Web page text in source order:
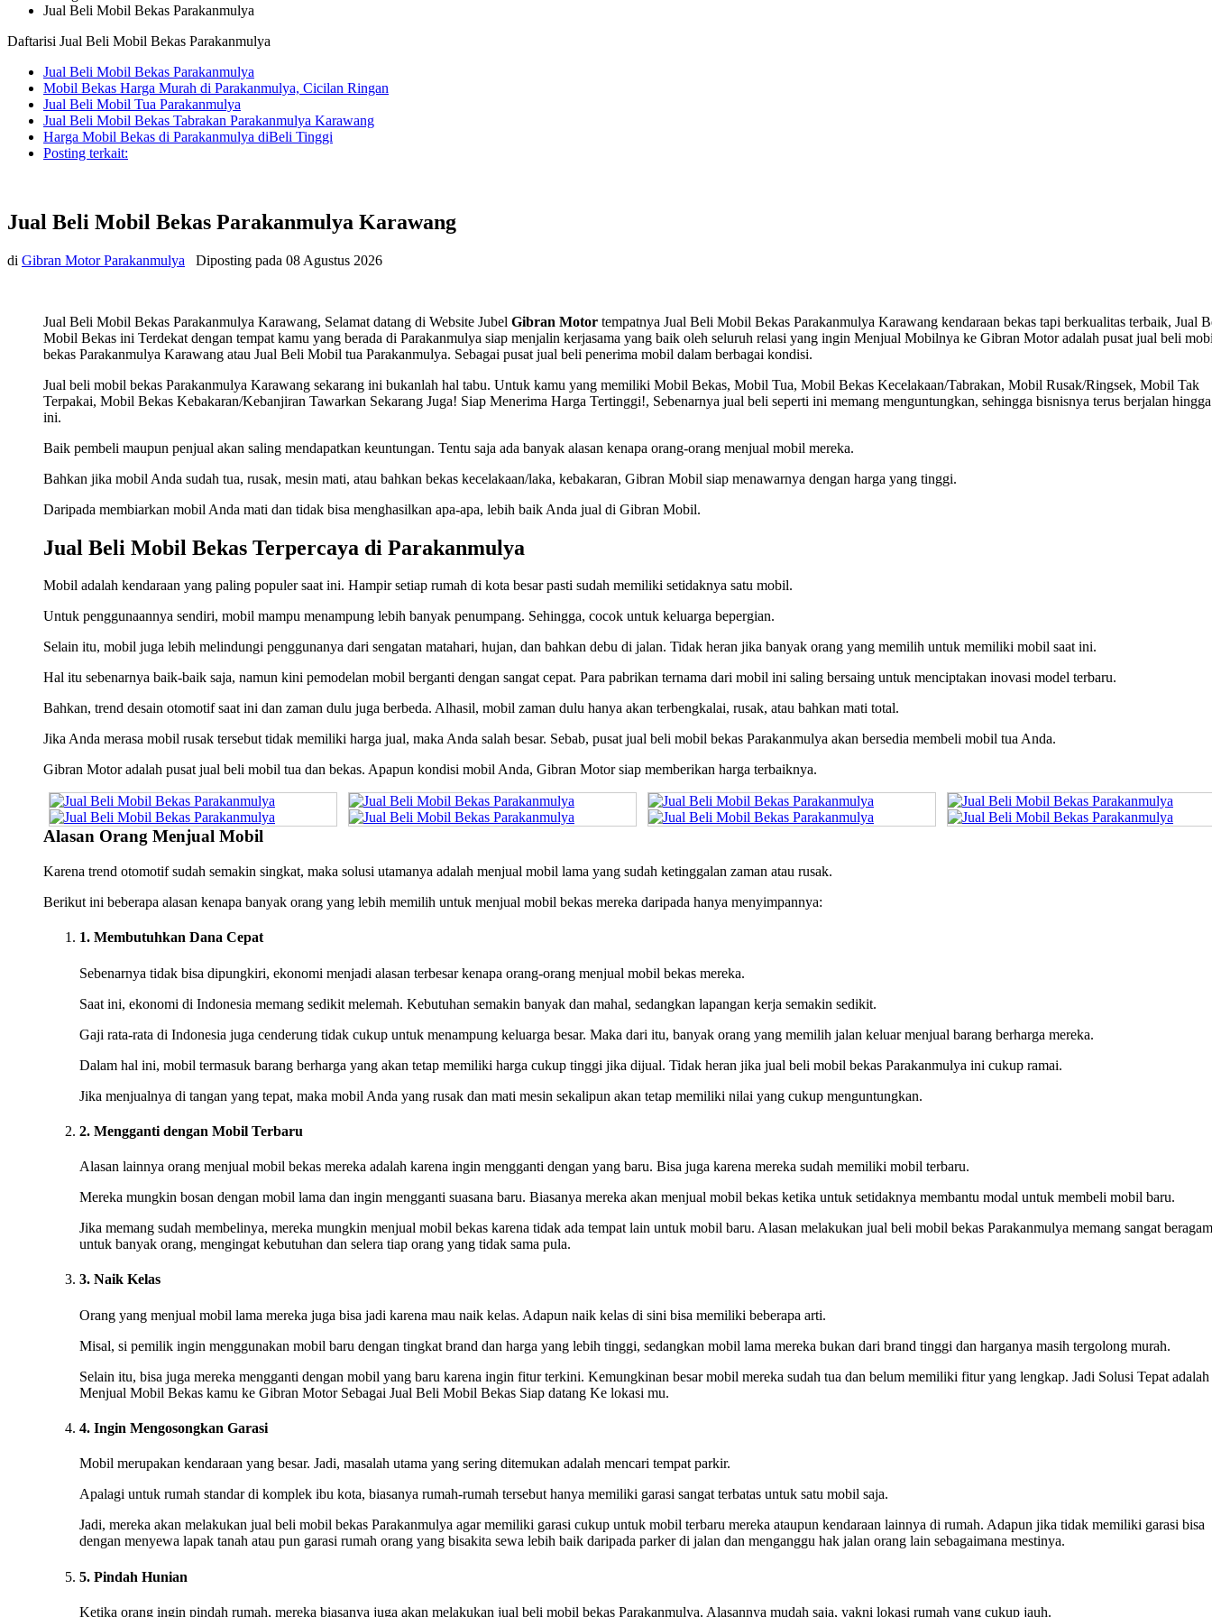
Jual Beli Mobil Bekas Parakanmulya
Daftarisi Jual Beli Mobil Bekas Parakanmulya
Jual Beli Mobil Bekas Parakanmulya
Mobil Bekas Harga Murah di Parakanmulya, Cicilan Ringan
Jual Beli Mobil Tua Parakanmulya
Jual Beli Mobil Bekas Tabrakan Parakanmulya Karawang
Harga Mobil Bekas di Parakanmulya diBeli Tinggi
Posting terkait:
Jual Beli Mobil Bekas Parakanmulya Karawang
di Gibran Motor Parakanmulya Diposting pada 08 Agustus 2026
Jual Beli Mobil Bekas Parakanmulya Karawang, Selamat datang di Website Jubel Gibran Motor tempatnya Jual Beli Mobil Bekas Parakanmulya Karawang kendaraan bekas tapi berkualitas terbaik, Jual
Mobil Bekas ini Terdekat dengan tempat kamu yang berada di Parakanmulya siap menjalin kerjasama yang baik oleh seluruh relasi yang ingin Menjual Mobilnya ke Gibran Motor adalah pusat jual beli
bekas Parakanmulya Karawang atau Jual Beli Mobil tua Parakanmulya. Sebagai pusat jual beli penerima mobil dalam berbagai kondisi.
Jual beli mobil bekas Parakanmulya Karawang sekarang ini bukanlah hal tabu. Untuk kamu yang memiliki Mobil Bekas, Mobil Tua, Mobil Bekas Kecelakaan/Tabrakan, Mobil Rusak/Ringsek, Mobil Tak
Terpakai, Mobil Bekas Kebakaran/Kebanjiran Tawarkan Sekarang Juga! Siap Menerima Harga Tertinggi!, Sebenarnya jual beli seperti ini memang menguntungkan, sehingga bisnisnya terus berjalan hingga
ini.
Baik pembeli maupun penjual akan saling mendapatkan keuntungan. Tentu saja ada banyak alasan kenapa orang-orang menjual mobil mereka.
Bahkan jika mobil Anda sudah tua, rusak, mesin mati, atau bahkan bekas kecelakaan/laka, kebakaran, Gibran Mobil siap menawarnya dengan harga yang tinggi.
Daripada membiarkan mobil Anda mati dan tidak bisa menghasilkan apa-apa, lebih baik Anda jual di Gibran Mobil.
Jual Beli Mobil Bekas Terpercaya di Parakanmulya
Mobil adalah kendaraan yang paling populer saat ini. Hampir setiap rumah di kota besar pasti sudah memiliki setidaknya satu mobil.
Untuk penggunaannya sendiri, mobil mampu menampung lebih banyak penumpang. Sehingga, cocok untuk keluarga bepergian.
Selain itu, mobil juga lebih melindungi penggunanya dari sengatan matahari, hujan, dan bahkan debu di jalan. Tidak heran jika banyak orang yang memilih untuk memiliki mobil saat ini.
Hal itu sebenarnya baik-baik saja, namun kini pemodelan mobil berganti dengan sangat cepat. Para pabrikan ternama dari mobil ini saling bersaing untuk menciptakan inovasi model terbaru.
Bahkan, trend desain otomotif saat ini dan zaman dulu juga berbeda. Alhasil, mobil zaman dulu hanya akan terbengkalai, rusak, atau bahkan mati total.
Jika Anda merasa mobil rusak tersebut tidak memiliki harga jual, maka Anda salah besar. Sebab, pusat jual beli mobil bekas Parakanmulya akan bersedia membeli mobil tua Anda.
Gibran Motor adalah pusat jual beli mobil tua dan bekas. Apapun kondisi mobil Anda, Gibran Motor siap memberikan harga terbaiknya.
Alasan Orang Menjual Mobil
Karena trend otomotif sudah semakin singkat, maka solusi utamanya adalah menjual mobil lama yang sudah ketinggalan zaman atau rusak.
Berikut ini beberapa alasan kenapa banyak orang yang lebih memilih untuk menjual mobil bekas mereka daripada hanya menyimpannya:
1. Membutuhkan Dana Cepat
Sebenarnya tidak bisa dipungkiri, ekonomi menjadi alasan terbesar kenapa orang-orang menjual mobil bekas mereka.
Saat ini, ekonomi di Indonesia memang sedikit melemah. Kebutuhan semakin banyak dan mahal, sedangkan lapangan kerja semakin sedikit.
Gaji rata-rata di Indonesia juga cenderung tidak cukup untuk menampung keluarga besar. Maka dari itu, banyak orang yang memilih jalan keluar menjual barang berharga mereka.
Dalam hal ini, mobil termasuk barang berharga yang akan tetap memiliki harga cukup tinggi jika dijual. Tidak heran jika jual beli mobil bekas Parakanmulya ini cukup ramai.
Jika menjualnya di tangan yang tepat, maka mobil Anda yang rusak dan mati mesin sekalipun akan tetap memiliki nilai yang cukup menguntungkan.
2. Mengganti dengan Mobil Terbaru
Alasan lainnya orang menjual mobil bekas mereka adalah karena ingin mengganti dengan yang baru. Bisa juga karena mereka sudah memiliki mobil terbaru.
Mereka mungkin bosan dengan mobil lama dan ingin mengganti suasana baru. Biasanya mereka akan menjual mobil bekas ketika untuk setidaknya membantu modal untuk membeli mobil baru.
Jika memang sudah membelinya, mereka mungkin menjual mobil bekas karena tidak ada tempat lain untuk mobil baru. Alasan melakukan jual beli mobil bekas Parakanmulya memang sangat beragam
untuk banyak orang, mengingat kebutuhan dan selera tiap orang yang tidak sama pula.
3. Naik Kelas
Orang yang menjual mobil lama mereka juga bisa jadi karena mau naik kelas. Adapun naik kelas di sini bisa memiliki beberapa arti.
Misal, si pemilik ingin menggunakan mobil baru dengan tingkat brand dan harga yang lebih tinggi, sedangkan mobil lama mereka bukan dari brand tinggi dan harganya masih tergolong murah.
Selain itu, bisa juga mereka mengganti dengan mobil yang baru karena ingin fitur terkini. Kemungkinan besar mobil mereka sudah tua dan belum memiliki fitur yang lengkap. Jadi Solusi Tepat adalah
Menjual Mobil Bekas kamu ke Gibran Motor Sebagai Jual Beli Mobil Bekas Siap datang Ke lokasi mu.
4. Ingin Mengosongkan Garasi
Mobil merupakan kendaraan yang besar. Jadi, masalah utama yang sering ditemukan adalah mencari tempat parkir.
Apalagi untuk rumah standar di komplek ibu kota, biasanya rumah-rumah tersebut hanya memiliki garasi sangat terbatas untuk satu mobil saja.
Jadi, mereka akan melakukan jual beli mobil bekas Parakanmulya agar memiliki garasi cukup untuk mobil terbaru mereka ataupun kendaraan lainnya di rumah. Adapun jika tidak memiliki garasi bisa
dengan menyewa lapak tanah atau pun garasi rumah orang yang bisakita sewa lebih baik daripada parker di jalan dan menganggu hak jalan orang lain sebagaimana mestinya.
5. Pindah Hunian
Ketika orang ingin pindah rumah, mereka biasanya juga akan melakukan jual beli mobil bekas Parakanmulya. Alasannya mudah saja, yakni lokasi rumah yang cukup jauh.